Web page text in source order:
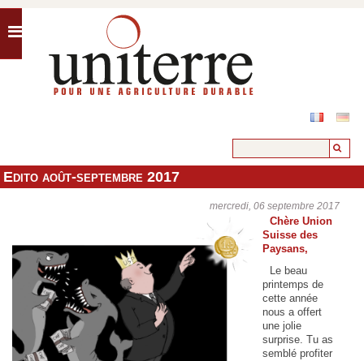
Edito août-septembre 2017
mercredi, 06 septembre 2017
Chère Union
Suisse des
Paysans,
Le beau
printemps de
cette année
nous a offert
une jolie
surprise. Tu as
semblé profiter